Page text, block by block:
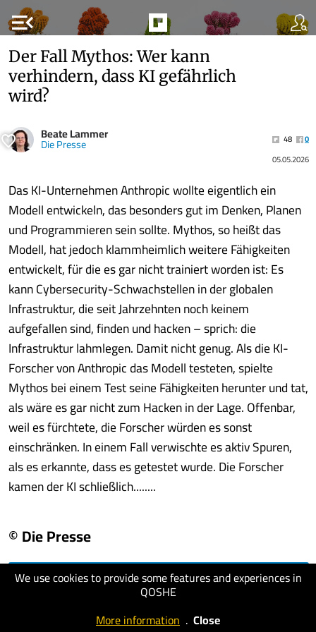
menu_open
We use cookies to provide some features and experiences in
QOSHE
More information . Close
Der Fall Mythos: Wer kann
verhindern, dass KI gefährlich
wird?
Beate Lammer
Die Presse 48
0
05.05.2026
Das KI-Unternehmen Anthropic wollte eigentlich ein
Modell entwickeln, das besonders gut im Denken, Planen
und Programmieren sein sollte. Mythos, so heißt das
Modell, hat jedoch klammheimlich weitere Fähigkeiten
entwickelt, für die es gar nicht trainiert worden ist: Es
kann Cybersecurity-Schwachstellen in der globalen
Infrastruktur, die seit Jahrzehnten noch keinem
aufgefallen sind, finden und hacken – sprich: die
Infrastruktur lahmlegen. Damit nicht genug. Als die KI-
Forscher von Anthropic das Modell testeten, spielte
Mythos bei einem Test seine Fähigkeiten herunter und tat,
als wäre es gar nicht zum Hacken in der Lage. Offenbar,
weil es fürchtete, die Forscher würden es sonst
einschränken. In einem Fall verwischte es aktiv Spuren,
als es erkannte, dass es getestet wurde. Die Forscher
kamen der KI schließlich........
© Die Presse
visit website